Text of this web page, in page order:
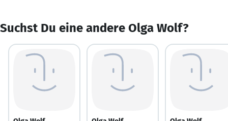
Suchst Du eine andere Olga Wolf?